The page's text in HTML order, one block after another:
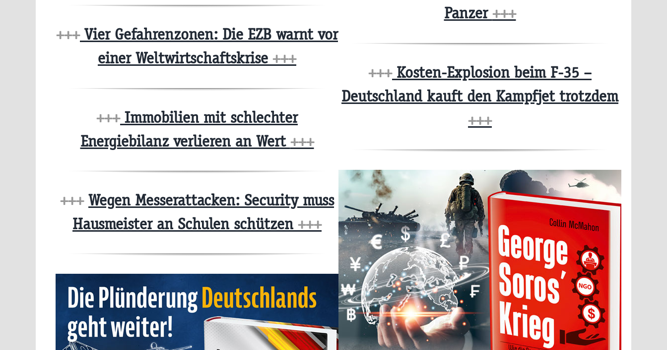
+++Vier Gefahrenzonen: Die EZB warnt vor
einer Weltwirtschaftskrise +++
+++Immobilien mit schlechter
Energiebilanz verlieren an Wert +++
+++ Wegen Messerattacken: Security muss
Hausmeister an Schulen schützen +++
Panzer+++
+++Kosten-Explosion beim F-35 –
Deutschland kauft den Kampfjet trotzdem
+++